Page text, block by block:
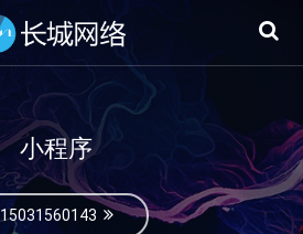
小程序
15031560143